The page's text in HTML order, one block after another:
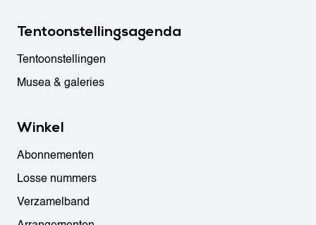
Tentoonstellingsagenda
Tentoonstellingen
Musea & galeries
Winkel
Abonnementen
Losse nummers
Verzamelband